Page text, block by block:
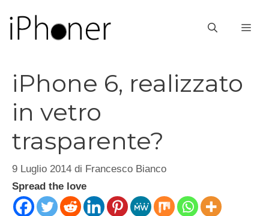
contenuto
iPhone 6, realizzato
in vetro
trasparente?
9 Luglio 2014 di Francesco Bianco
Spread the love